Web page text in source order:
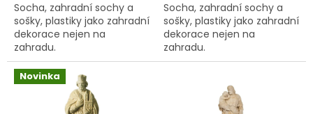
Socha, zahradní sochy a
sošky, plastiky jako zahradní
dekorace nejen na
zahradu.
Socha, zahradní sochy a
sošky, plastiky jako zahradní
dekorace nejen na
zahradu.
Novinka